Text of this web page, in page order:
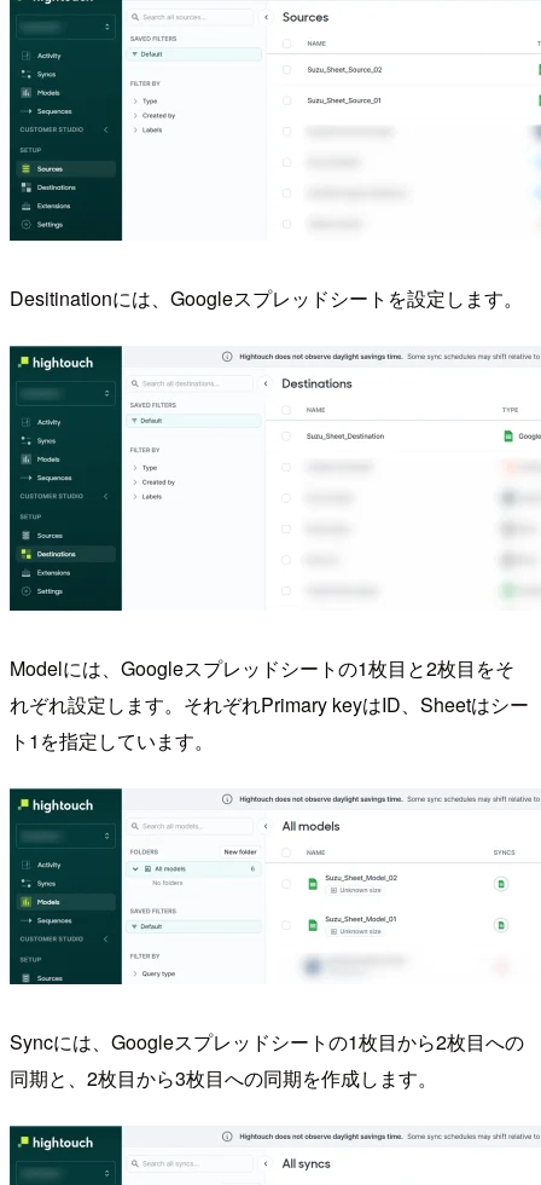
Desitinationには、Googleスプレッドシートを設定します。
Modelには、Googleスプレッドシートの1枚目と2枚目をそ
れぞれ設定します。それぞれPrimary keyはID、Sheetはシー
ト1を指定しています。
Syncには、Googleスプレッドシートの1枚目から2枚目への
同期と、2枚目から3枚目への同期を作成します。